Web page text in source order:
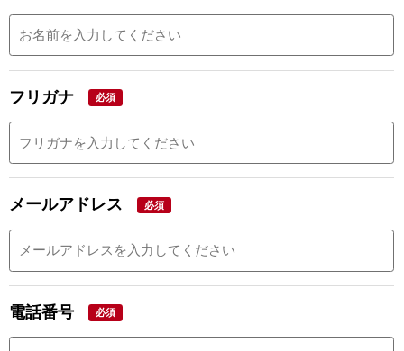
フリガナ 必須
メールアドレス 必須
電話番号 必須